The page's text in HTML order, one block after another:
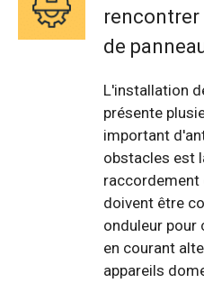
de
L'installation
présente
important
obstacles est
raccordement
doivent être
onduleur pour
en courant
appareils